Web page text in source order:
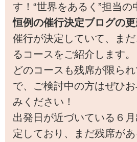
す！“世界をあるく”担当の
恒例の催行決定ブログの
催行が決定していて、ま
るコースをご紹介します。
どのコースも残席が限ら
で、ご検討中の方はぜひ
みください！
出発日が近づいている６
定しており、まだ残席が